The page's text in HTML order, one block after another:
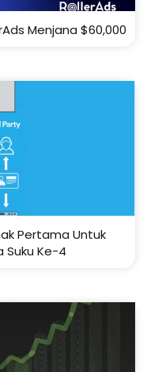
Menjana $60,000
Pertama Untuk
Suku Ke-4